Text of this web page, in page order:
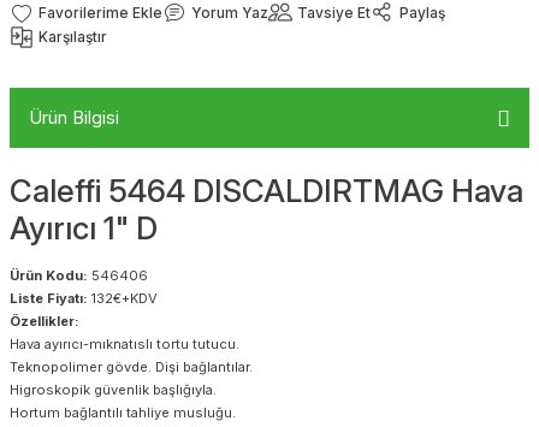
Yorum Yaz Tavsiye Et
Paylaş
Karşılaştır
Ürün Bilgisi
Caleffi 5464 DISCALDIRTMAG Hava
Ayırıcı 1" D
Ürün Kodu: 546406
Liste Fiyatı: 132€+KDV
Özellikler:
Hava ayırıcı-mıknatıslı tortu tutucu.
Teknopolimer gövde. Dişi bağlantılar.
Higroskopik güvenlik başlığıyla.
Hortum bağlantılı tahliye musluğu.